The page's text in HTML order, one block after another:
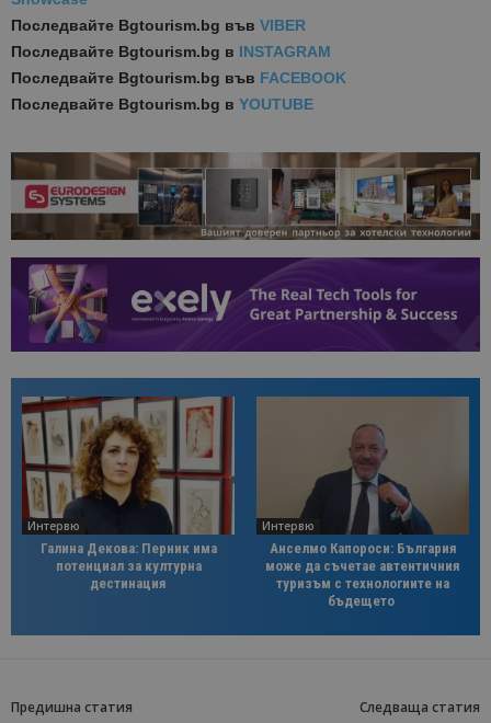
Последвайте Bgtourism.bg във VIBER
Последвайте Bgtourism.bg в INSTAGRAM
Последвайте Bgtourism.bg във FACEBOOK
Последвайте Bgtourism.bg в YOUTUBE
Интервю
Галина Декова: Перник има
потенциал за културна
дестинация
Интервю
Анселмо Капороси: България
може да съчетае автентичния
туризъм с технологиите на
бъдещето
Предишна статия Следваща статия